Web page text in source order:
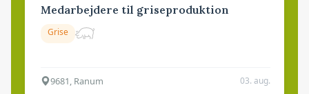
Medarbejdere til griseproduktion
Grise
9681, Ranum 03. aug.